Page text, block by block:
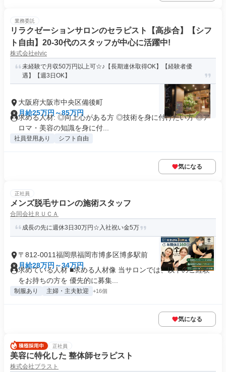
業務委託
リラクゼーションサロンのセラピスト【高歩合】【シフ
ト自由】20-30代のスタッフが中心に活躍中!
株式会社elvic
未経験で月収50万円以上可☆♪【長期連休取得OK】【経験者優
遇】【週3日OK】
大阪府大阪市中央区備後町
月給25万円～85万円
求める人材: ◎向上心がある方 ◎技術を身に付けたい方 ◎ア
ロマ・美容の知識を身に付...
社員登用あり シフト自由
気になる
正社員
メンズ脱毛サロンの施術スタッフ
合同会社ＲＵＣＡ
成長の先に週休3日30万円☆入社祝い金5万
〒812-0011福岡県福岡市博多区博多駅前
月給28万円～34万円
求めている人材 ■求める人材像 当サロンでは、以下のご経験
をお持ちの方を 優先的に募集...
制服あり 主婦・主夫歓迎 +16個
気になる
正社員
美容に特化した 整体師セラピスト
株式会社ブラスト